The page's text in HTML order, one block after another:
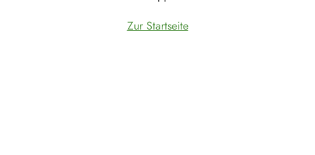
Zur Startseite